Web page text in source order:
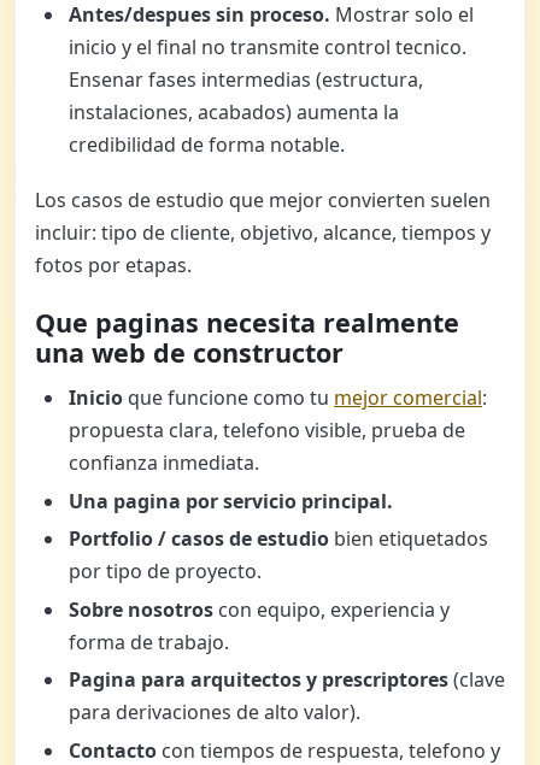
Antes/despues sin proceso. Mostrar solo el
inicio y el final no transmite control tecnico.
Ensenar fases intermedias (estructura,
instalaciones, acabados) aumenta la
credibilidad de forma notable.
Los casos de estudio que mejor convierten suelen
incluir: tipo de cliente, objetivo, alcance, tiempos y
fotos por etapas.
Que paginas necesita realmente
una web de constructor
Inicioque funcione como tu mejor comercial:
propuesta clara, telefono visible, prueba de
confianza inmediata.
Una pagina por servicio principal.
Portfolio / casos de estudiobien etiquetados
por tipo de proyecto.
Sobre nosotroscon equipo, experiencia y
forma de trabajo.
Pagina para arquitectos y prescriptores(clave
para derivaciones de alto valor).
Contactocon tiempos de respuesta, telefono y